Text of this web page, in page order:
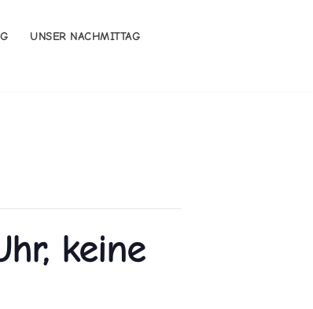
UNSER NACHMITTAG
keine